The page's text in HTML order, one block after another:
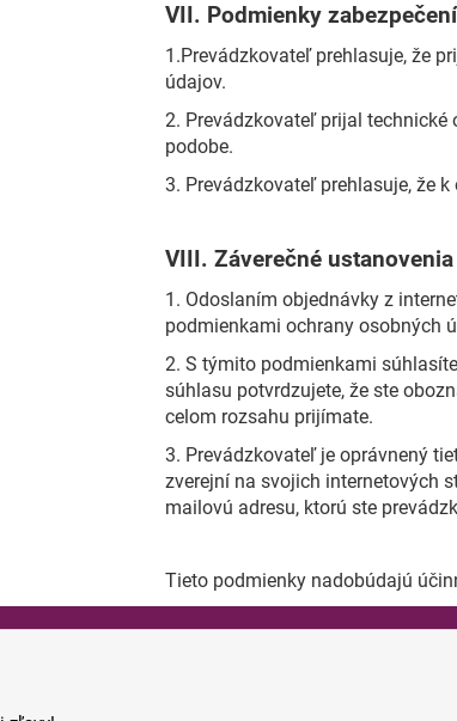
VII. Podmienky
1.Prevádzkovateľ prehlasuje, že
údajov.
2. Prevádzkovateľ prijal
podobe.
3. Prevádzkovateľ prehlasuje, že
VIII. Záverečné ustanovenia
1. Odoslaním objednávky z
podmienkami ochrany osobných
2. S týmito podmienkami
súhlasu potvrdzujete, že ste
celom rozsahu prijímate.
3. Prevádzkovateľ je oprávnený
zverejní na svojich internetových
mailovú adresu, ktorú ste
Tieto podmienky nadobúdajú